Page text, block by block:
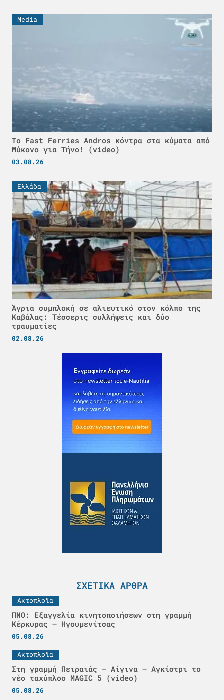
Media
Το Fast Ferries Andros κόντρα στα κύματα από
Μύκονο για Τήνο! (video)
03.08.26
Ελλάδα
Άγρια συμπλοκή σε αλιευτικό στον κόλπο της
Καβάλας: Τέσσερις συλλήψεις και δύο
τραυματίες
02.08.26
ΣΧΕΤΙΚΆ ΆΡΘΡΑ
Ακτοπλοϊα
ΠΝΟ: Εξαγγελία κινητοποιήσεων στη γραμμή
Κέρκυρας – Ηγουμενίτσας
05.08.26
Ακτοπλοϊα
Στη γραμμή Πειραιάς – Αίγινα – Αγκίστρι το
νέο ταχύπλοο MAGIC 5 (video)
05.08.26